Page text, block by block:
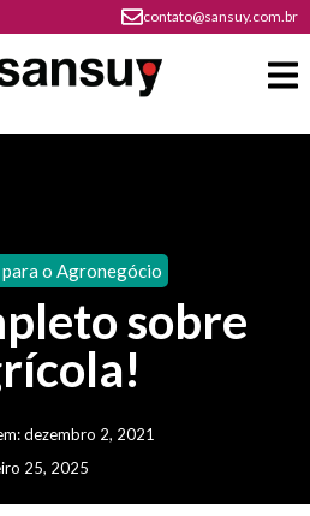
contato@sansuy.com.br
para o Agronegócio
sobre
dezembro 2, 2021
25, 2025